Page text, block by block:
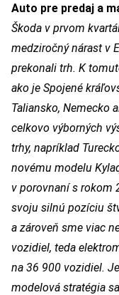
Auto pre predaj a
Škoda v prvom
medziročný nárast v
prekonali trh. K
ako je Spojené
Taliansko, Nemecko
celkovo výborných
trhy, napríklad
novému modelu
v porovnaní s rokom
svoju silnú pozíciu
a zároveň sme viac
vozidiel, teda
na 36 900 vozidiel.
modelová stratégia